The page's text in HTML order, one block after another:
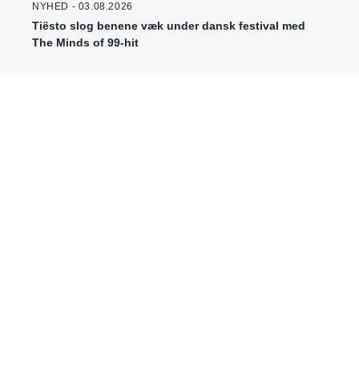
NYHED - 03.08.2026
Tiësto slog benene væk under dansk festival med
The Minds of 99-hit